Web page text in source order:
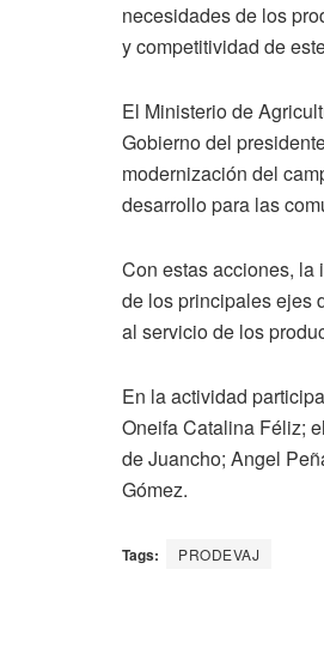
necesidades de los
y competitividad de
El Ministerio de
Gobierno del
modernización del
desarrollo para las
Con estas acciones, la
de los principales ejes
al servicio de los
En la actividad
Oneifa Catalina Féliz;
de Juancho; Angel
Gómez.
Tags: PRODEVAJ